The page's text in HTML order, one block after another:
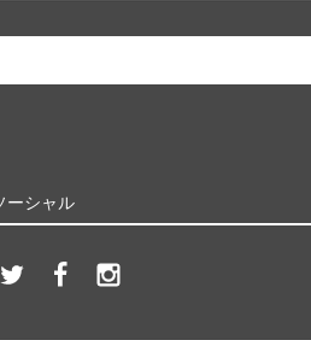
ーシャル